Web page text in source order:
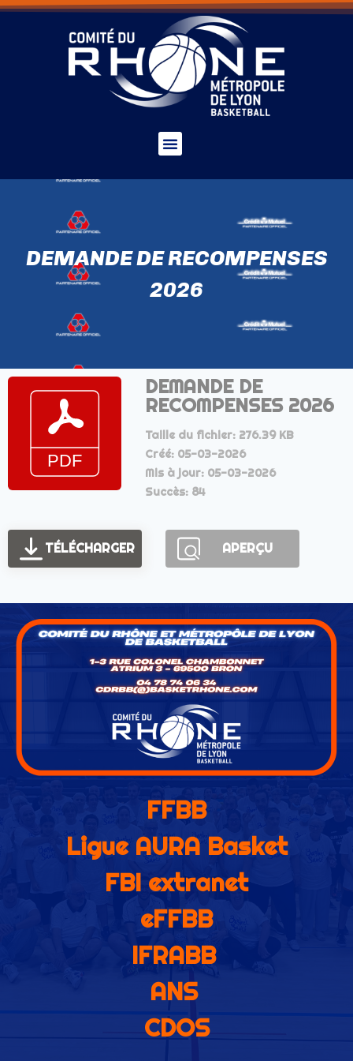
DEMANDE DE RECOMPENSES
2026
DEMANDE DE
RECOMPENSES 2026
Taille du fichier: 276.39 KB
Créé: 05-03-2026
Mis à jour: 05-03-2026
Succès: 84
TÉLÉCHARGER APERÇU
FFBB
Ligue AURA Basket
FBI extranet
eFFBB
IFRABB
ANS
CDOS